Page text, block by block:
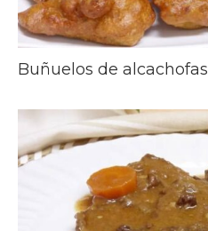
Buñuelos de alcachofas